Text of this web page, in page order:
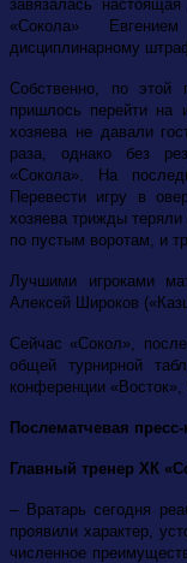
завязалась
«Сокола»
дисциплинарному
Собственно, по этой
пришлось перейти на
хозяева не давали
раза, однако без
«Сокола». На
Перевести игру в
хозяева трижды
по пустым воротам, и
Лучшими игроками
Алексей Широков
Сейчас «Сокол»,
общей турнирной
конференции «Восток»,
Послематчевая
Главный тренер ХК
– Вратарь сегодня
проявили характер,
численное